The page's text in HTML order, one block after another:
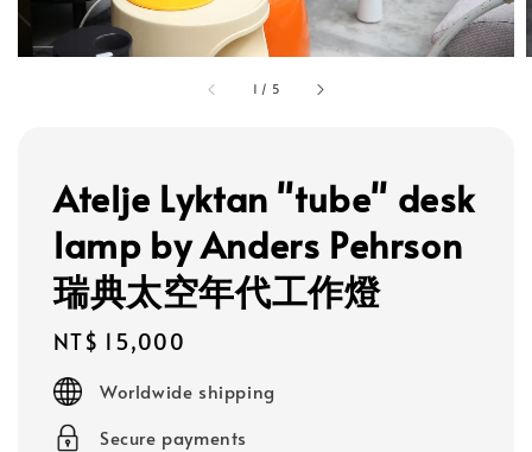
1 / 5
Atelje Lyktan "tube" desk
lamp by Anders Pehrson
瑞典太空年代工作燈
Regular
price
NT$ 15,000
Worldwide shipping
Secure payments